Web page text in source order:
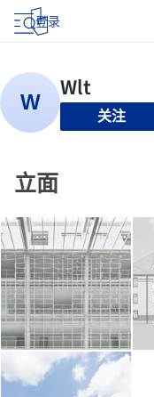
登录
关注
立面